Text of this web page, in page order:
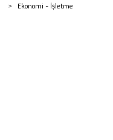
Ekonomi - İşletme